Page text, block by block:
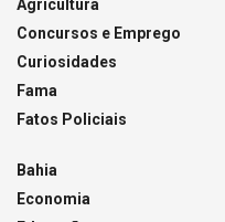
Agricultura
Concursos e Emprego
Curiosidades
Fama
Fatos Policiais
Bahia
Economia